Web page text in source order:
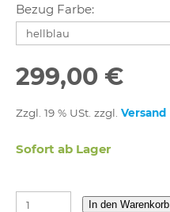
Bezug Farbe:
299,00 €
Zzgl. 19 % USt. zzgl. Versand
Sofort ab Lager
In den Warenkorb